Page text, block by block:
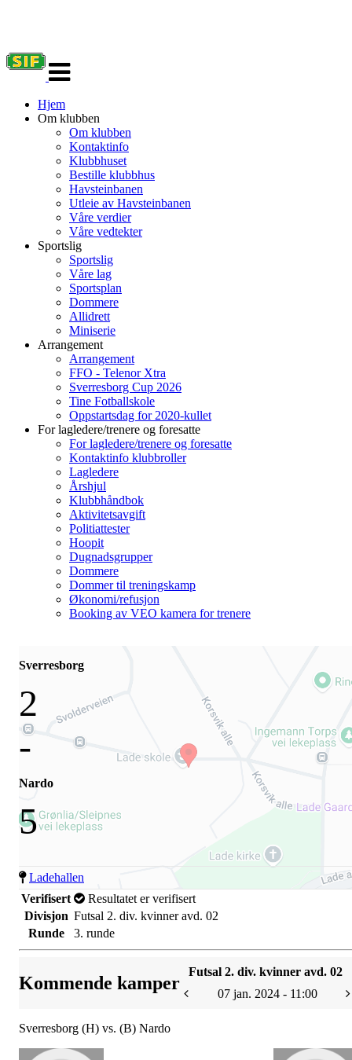
navigasjon
Hjem
Om klubben
Om klubben
Kontaktinfo
Klubbhuset
Bestille klubbhus
Havsteinbanen
Utleie av Havsteinbanen
Våre verdier
Våre vedtekter
Sportslig
Sportslig
Våre lag
Sportsplan
Dommere
Allidrett
Miniserie
Arrangement
Arrangement
FFO - Telenor Xtra
Sverresborg Cup 2026
Tine Fotballskole
Oppstartsdag for 2020-kullet
For lagledere/trenere og foresatte
For lagledere/trenere og foresatte
Kontaktinfo klubbroller
Lagledere
Årshjul
Klubbhåndbok
Aktivitetsavgift
Politiattester
Hoopit
Dugnadsgrupper
Dommere
Dommer til treningskamp
Økonomi/refusjon
Booking av VEO kamera for trenere
Sverresborg
2
-
Nardo
5
Ladehallen
Verifisert
Resultatet er verifisert
Divisjon Futsal 2. div. kvinner avd. 02
Runde
3. runde
Kommende kamper
Futsal 2. div. kvinner avd. 02
07 jan. 2024 - 11:00
Sverresborg (H) vs. (B) Nardo